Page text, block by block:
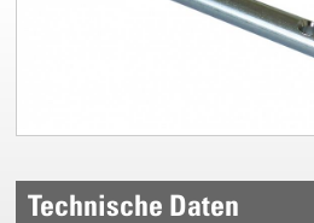
Technische Daten